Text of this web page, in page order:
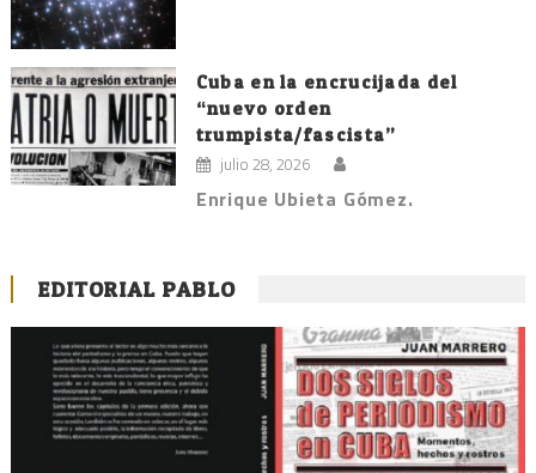
Cuba en la encrucijada del
“nuevo orden
trumpista/fascista”
julio 28, 2026
Enrique Ubieta Gómez.
EDITORIAL PABLO